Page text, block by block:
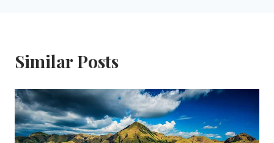
Similar Posts